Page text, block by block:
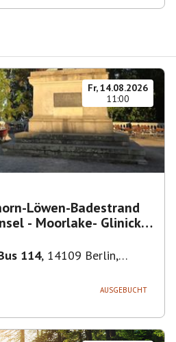
Fr, 14.08.2026
11:00
Löwen-Badestrand
- Moorlake- Glinicker
114, 14109 Berlin,
AUSGEBUCHT